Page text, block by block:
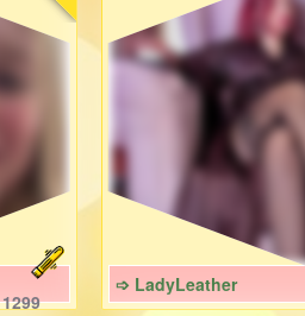
1299
➩ LadyLeather